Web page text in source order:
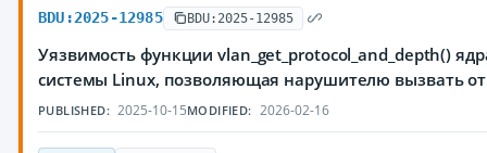
BDU:2025-12985 BDU:2025-12985
Уязвимость функции vlan_get_protocol_and_depth()
системы Linux, позволяющая нарушителю вызвать
PUBLISHED: 2025-10-15MODIFIED: 2026-02-16